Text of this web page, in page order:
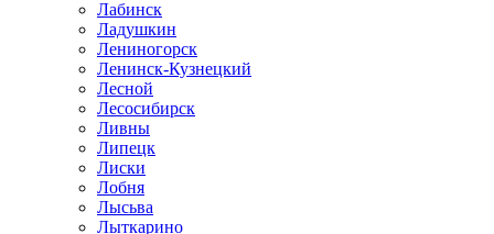
Лабинск
Ладушкин
Лениногорск
Ленинск-Кузнецкий
Лесной
Лесосибирск
Ливны
Липецк
Лиски
Лобня
Лысьва
Лыткарино